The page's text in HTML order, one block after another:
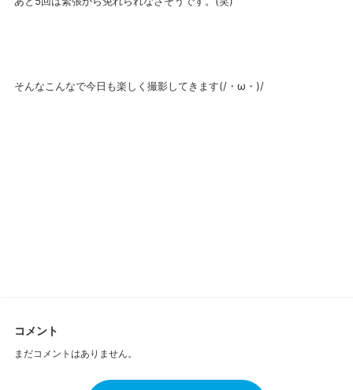
そんなこんなで今日も楽しく撮影してきます(/・ω・)/
コメント
まだコメントはありません。